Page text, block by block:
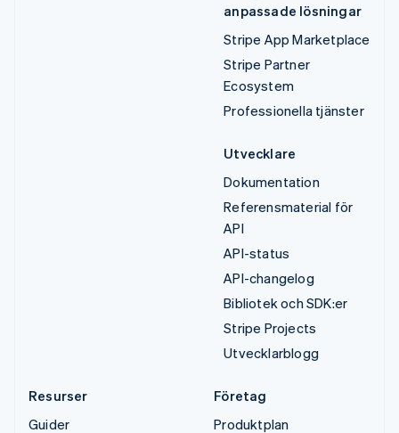
anpassade lösningar
Stripe App Marketplace
Stripe Partner
Ecosystem
Professionella tjänster
Utvecklare
Dokumentation
Referensmaterial för
API
API-status
API-changelog
Bibliotek och SDK:er
Stripe Projects
Utvecklarblogg
Resurser
Guider
Företag
Produktplan